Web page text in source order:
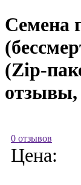
Семена
(Zip-
отзывы,
0 отзывов
Цена: